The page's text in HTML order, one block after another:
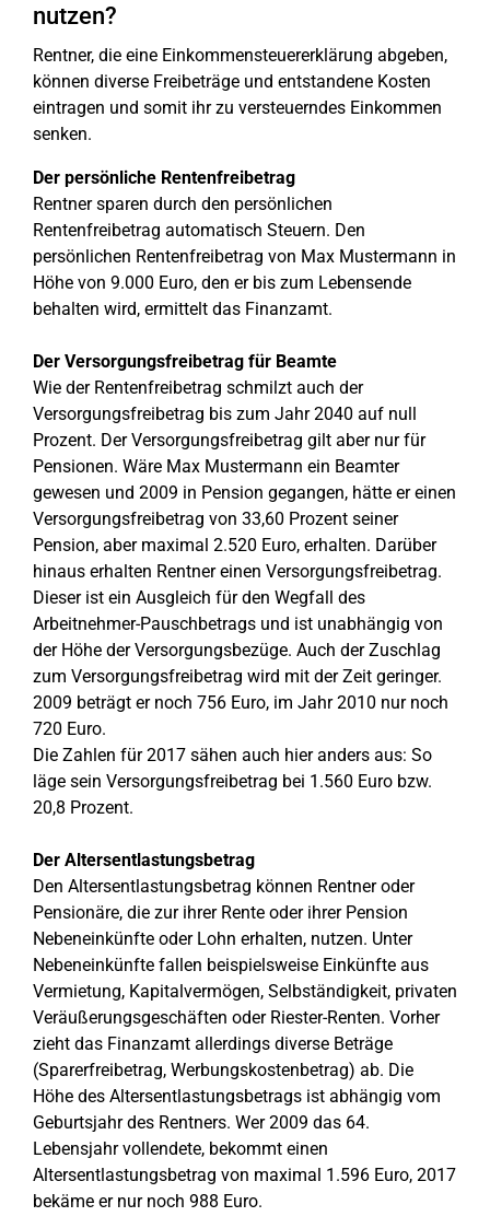
nutzen?
Rentner, die eine Einkommensteuererklärung abgeben,
können diverse Freibeträge und entstandene Kosten
eintragen und somit ihr zu versteuerndes Einkommen
senken.
Der persönliche Rentenfreibetrag
Rentner sparen durch den persönlichen
Rentenfreibetrag automatisch Steuern. Den
persönlichen Rentenfreibetrag von Max Mustermann in
Höhe von 9.000 Euro, den er bis zum Lebensende
behalten wird, ermittelt das Finanzamt.
Der Versorgungsfreibetrag für Beamte
Wie der Rentenfreibetrag schmilzt auch der
Versorgungsfreibetrag bis zum Jahr 2040 auf null
Prozent. Der Versorgungsfreibetrag gilt aber nur für
Pensionen. Wäre Max Mustermann ein Beamter
gewesen und 2009 in Pension gegangen, hätte er einen
Versorgungsfreibetrag von 33,60 Prozent seiner
Pension, aber maximal 2.520 Euro, erhalten. Darüber
hinaus erhalten Rentner einen Versorgungsfreibetrag.
Dieser ist ein Ausgleich für den Wegfall des
Arbeitnehmer-Pauschbetrags und ist unabhängig von
der Höhe der Versorgungsbezüge. Auch der Zuschlag
zum Versorgungsfreibetrag wird mit der Zeit geringer.
2009 beträgt er noch 756 Euro, im Jahr 2010 nur noch
720 Euro.
Die Zahlen für 2017 sähen auch hier anders aus: So
läge sein Versorgungsfreibetrag bei 1.560 Euro bzw.
20,8 Prozent.
Der Altersentlastungsbetrag
Den Altersentlastungsbetrag können Rentner oder
Pensionäre, die zur ihrer Rente oder ihrer Pension
Nebeneinkünfte oder Lohn erhalten, nutzen. Unter
Nebeneinkünfte fallen beispielsweise Einkünfte aus
Vermietung, Kapitalvermögen, Selbständigkeit, privaten
Veräußerungsgeschäften oder Riester-Renten. Vorher
zieht das Finanzamt allerdings diverse Beträge
(Sparerfreibetrag, Werbungskostenbetrag) ab. Die
Höhe des Altersentlastungsbetrags ist abhängig vom
Geburtsjahr des Rentners. Wer 2009 das 64.
Lebensjahr vollendete, bekommt einen
Altersentlastungsbetrag von maximal 1.596 Euro, 2017
bekäme er nur noch 988 Euro.